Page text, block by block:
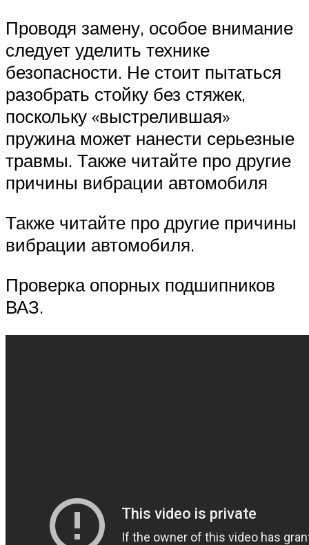
Проводя замену, особое внимание
следует уделить технике
безопасности. Не стоит пытаться
разобрать стойку без стяжек,
поскольку «выстрелившая»
пружина может нанести серьезные
травмы. Также читайте про другие
причины вибрации автомобиля
Также читайте про другие причины
вибрации автомобиля.
Проверка опорных подшипников
ВАЗ.